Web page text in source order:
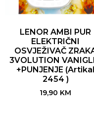
LENOR AMBI PUR
ELEKTRIČNI
OSVJEŽIVAČ
3VOLUTION
+PUNJENJE (Artikal
2454 )
19,90 KM